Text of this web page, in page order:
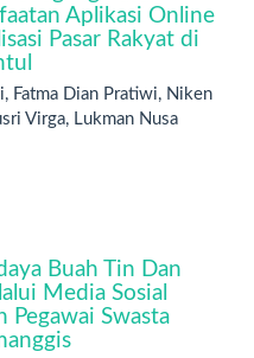
Aplikasi Online
Pasar Rakyat di
Fatma Dian Pratiwi, Niken
Virga, Lukman Nusa
Buah Tin Dan
Media Sosial
Pegawai Swasta